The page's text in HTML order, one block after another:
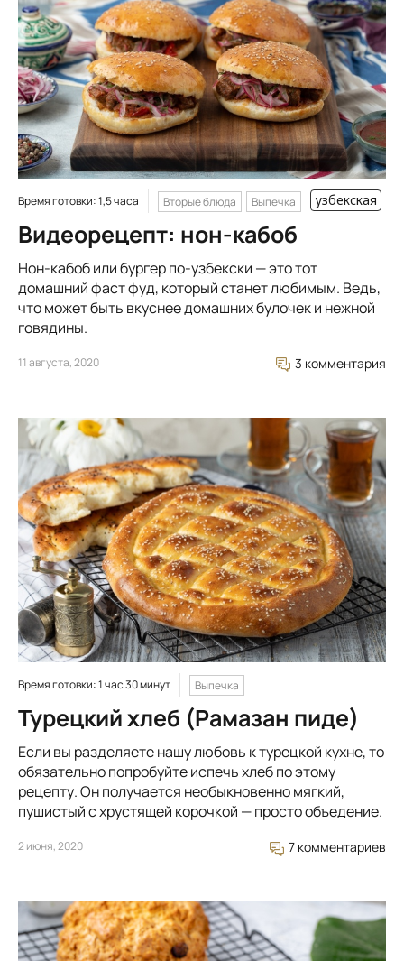
Время готовки: 1,5 часа Вторые блюда Выпечка узбекская
Видеорецепт: нон-кабоб
Нон-кабоб или бургер по-узбекски — это тот
домашний фаст фуд, который станет любимым. Ведь,
что может быть вкуснее домашних булочек и нежной
говядины.
11 августа, 2020 3 комментария
Время готовки: 1 час 30 минут Выпечка
Турецкий хлеб (Рамазан пиде)
Если вы разделяете нашу любовь к турецкой кухне, то
обязательно попробуйте испечь хлеб по этому
рецепту. Он получается необыкновенно мягкий,
пушистый с хрустящей корочкой — просто объедение.
2 июня, 2020 7 комментариев